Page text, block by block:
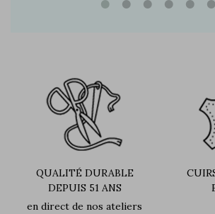
QUALITÉ DURABLE
DEPUIS 51 ANS
en direct de nos ateliers